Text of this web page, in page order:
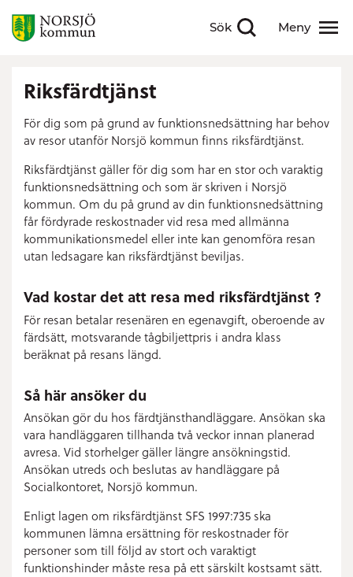
Sök
Visa sökfält Meny
Visa meny
Riksfärdtjänst
För dig som på grund av funktionsnedsättning har behov
av resor utanför Norsjö kommun finns riksfärdtjänst.
Riksfärdtjänst gäller för dig som har en stor och varaktig
funktionsnedsättning och som är skriven i Norsjö
kommun. Om du på grund av din funktionsnedsättning
får fördyrade reskostnader vid resa med allmänna
kommunikationsmedel eller inte kan genomföra resan
utan ledsagare kan riksfärdtjänst beviljas.
Vad kostar det att resa med riksfärdtjänst ?
För resan betalar resenären en egenavgift, oberoende av
färdsätt, motsvarande tågbiljettpris i andra klass
beräknat på resans längd.
Så här ansöker du
Ansökan gör du hos färdtjänsthandläggare. Ansökan ska
vara handläggaren tillhanda två veckor innan planerad
avresa. Vid storhelger gäller längre ansökningstid.
Ansökan utreds och beslutas av handläggare på
Socialkontoret, Norsjö kommun.
Enligt lagen om riksfärdtjänst SFS 1997:735 ska
kommunen lämna ersättning för reskostnader för
personer som till följd av stort och varaktigt
funktionshinder måste resa på ett särskilt kostsamt sätt.